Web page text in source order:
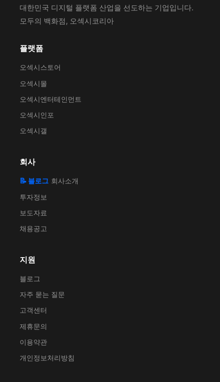
대한민국 디지털 플랫폼 산업을 선도하는 기업입니다.
모두의 백화점, 오섹시코리아
플랫폼
오섹시스토어
오섹시몰
오섹시엔터테인먼트
오섹시인포
오섹시갤
회사
📝 블로그 회사소개
투자정보
보도자료
채용공고
지원
블로그
자주 묻는 질문
고객센터
제휴문의
이용약관
개인정보처리방침